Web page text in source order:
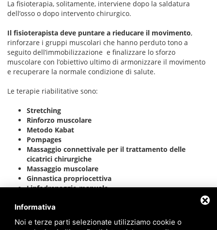
La fisioterapia, solitamente, interviene dopo la saldatura
dell’osso o dopo intervento chirurgico.
Il fisioterapista deve puntare a rieducare il movimento,
rinforzare i gruppi muscolari che hanno perduto tono a
seguito dell’immobilizzazione e finalizzare lo sforzo
muscolare con l’obiettivo ultimo di armonizzare il movimento
e recuperare la normale condizione di salute.
Le terapie riabilitative sono:
Stretching
Rinforzo muscolare
Metodo Kabat
Pompages
Massaggio connettivale per il trattamento delle
cicatrici chirurgiche
Massaggio muscolare
Ginnastica propriocettiva
Linfodrenaggio manuale
Per maggiori informazioniclicca qui.
Informativa
Noi e terze parti selezionate utilizziamo cookie o